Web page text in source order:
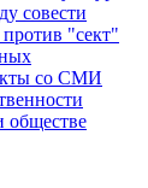
совести
"сект"
со СМИ
обществе